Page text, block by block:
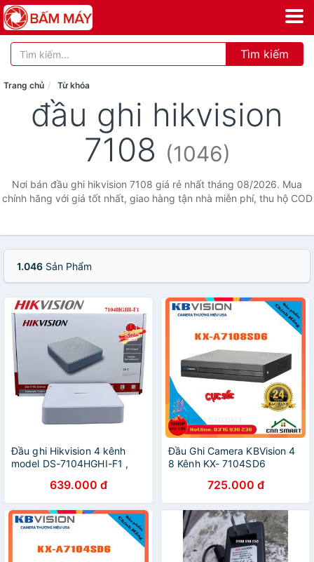
Tìm kiếm
Trang chủ Từ khóa
đầu ghi hikvision
7108 (1046)
Nơi bán đầu ghi hikvision 7108 giá rẻ nhất tháng 08/2026. Mua
chính hãng với giá tốt nhất, giao hàng tận nhà miễn phí, thu hộ COD
1.046 Sản Phẩm
Đầu ghi Hikvision 4 kênh
model DS-7104HGHI-F1 ,
639.000 đ
Đầu Ghi Camera KBVision 4
8 Kênh KX- 7104SD6
dahua 1a04 1a08 7104hghi
7108 ] - Chính Hãng BH24T
725.000 đ